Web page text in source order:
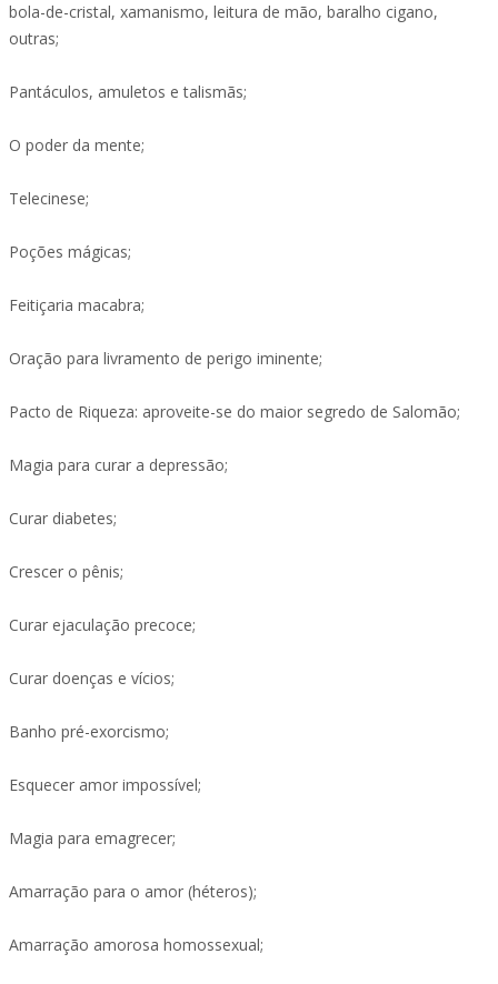
bola-de-cristal, xamanismo, leitura de mão, baralho cigano,
outras;
Pantáculos, amuletos e talismãs;
O poder da mente;
Telecinese;
Poções mágicas;
Feitiçaria macabra;
Oração para livramento de perigo iminente;
Pacto de Riqueza: aproveite-se do maior segredo de Salomão;
Magia para curar a depressão;
Curar diabetes;
Crescer o pênis;
Curar ejaculação precoce;
Curar doenças e vícios;
Banho pré-exorcismo;
Esquecer amor impossível;
Magia para emagrecer;
Amarração para o amor (héteros);
Amarração amorosa homossexual;